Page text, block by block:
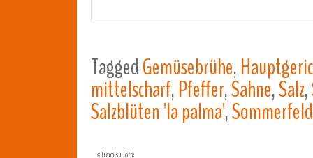
TaggedGemüsebrühe,
mittelscharf,Pfeffer,Sahne,Salz,
Salzblüten 'la palma',
«Tiramisu Torte